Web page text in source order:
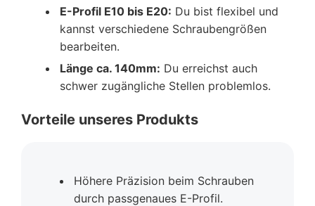
E-Profil E10 bis E20: Du bist flexibel und
kannst verschiedene Schraubengrößen
bearbeiten.
Länge ca. 140mm: Du erreichst auch
schwer zugängliche Stellen problemlos.
Vorteile unseres Produkts
Höhere Präzision beim Schrauben
durch passgenaues E-Profil.